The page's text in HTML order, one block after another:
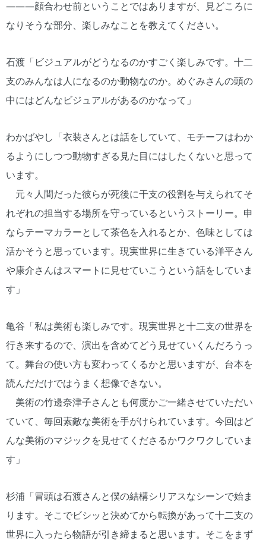
―――顔合わせ前ということではありますが、見どころに
なりそうな部分、楽しみなことを教えてください。
石渡「ビジュアルがどうなるのかすごく楽しみです。十二
支のみんなは人になるのか動物なのか。めぐみさんの頭の
中にはどんなビジュアルがあるのかなって」
わかばやし「衣装さんとは話をしていて、モチーフはわか
るようにしつつ動物すぎる見た目にはしたくないと思って
います。
元々人間だった彼らが死後に干支の役割を与えられてそ
れぞれの担当する場所を守っているというストーリー。申
ならテーマカラーとして茶色を入れるとか、色味としては
活かそうと思っています。現実世界に生きている洋平さん
や康介さんはスマートに見せていこうという話をしていま
す」
亀谷「私は美術も楽しみです。現実世界と十二支の世界を
行き来するので、演出を含めてどう見せていくんだろうっ
て。舞台の使い方も変わってくるかと思いますが、台本を
読んだだけではうまく想像できない。
美術の竹邊奈津子さんとも何度かご一緒させていただい
ていて、毎回素敵な美術を手がけられています。今回はど
んな美術のマジックを見せてくださるかワクワクしていま
す」
杉浦「冒頭は石渡さんと僕の結構シリアスなシーンで始ま
ります。そこでビシッと決めてから転換があって十二支の
世界に入ったら物語が引き締まると思います。そこをまず